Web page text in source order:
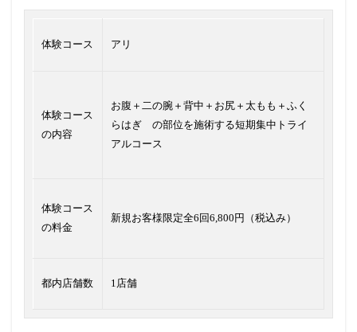
体験コース アリ
体験コース
の内容
お腹＋二の腕＋背中＋お尻＋太もも＋ふく
らはぎ の部位を施術する短期集中トライ
アルコース
体験コース
の料金
新規お客様限定全6回6,800円（税込み）
都内店舗数 1店舗